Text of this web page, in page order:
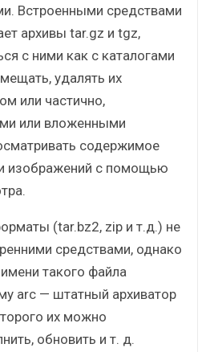
Встроенными средствами
архивы tar.gz и tgz,
с ними как с каталогами
удалять их
или частично,
или вложенными
содержимое
изображений с помощью
(tar.bz2, zip и т.д.) не
средствами, однако
такого файла
arc — штатный архиватор
их можно
обновить и т. д.